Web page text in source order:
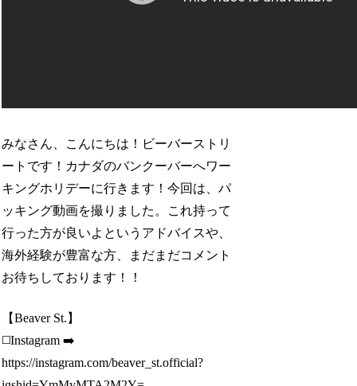
みなさん、こんにちは！ビーバーストリ
ートです！カナダのバンクーバーへワー
キングホリデーに行きます！今回は、パ
ッキング動画を撮りました。これ持って
行った方が良いよというアドバイスや、
海外経験が豊富な方、まだまだコメント
お待ちしております！！
【Beaver St.】
◻️Instagram ➡️
https://instagram.com/beaver_st.official?